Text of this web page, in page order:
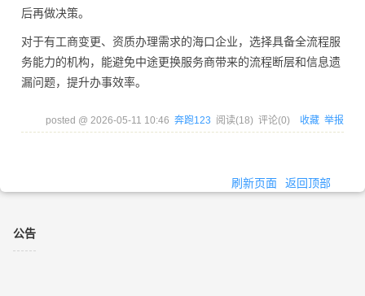
后再做决策。
对于有工商变更、资质办理需求的海口企业，选择具备全流程服
务能力的机构，能避免中途更换服务商带来的流程断层和信息遗
漏问题，提升办事效率。
posted @ 2026-05-11 10:46 奔跑123 阅读(18) 评论(0) 收藏 举报
刷新页面 返回顶部
公告